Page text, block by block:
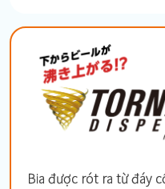
Bia được rót ra từ đáy